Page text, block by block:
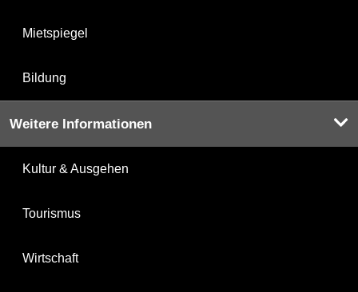
Mietspiegel
Bildung
Weitere Informationen
Kultur & Ausgehen
Tourismus
Wirtschaft